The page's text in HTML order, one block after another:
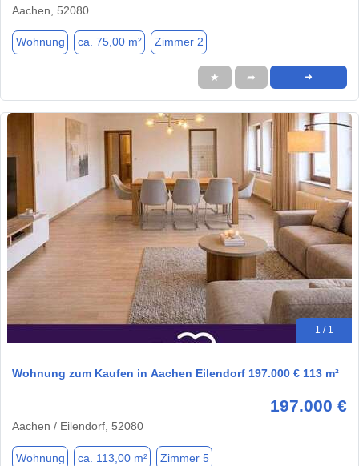
Aachen, 52080
Wohnung ca. 75,00 m² Zimmer 2
★ ➦ ➜
1 / 1
Wohnung zum Kaufen in Aachen Eilendorf 197.000 € 113 m²
197.000 €
Aachen / Eilendorf, 52080
Wohnung ca. 113,00 m² Zimmer 5